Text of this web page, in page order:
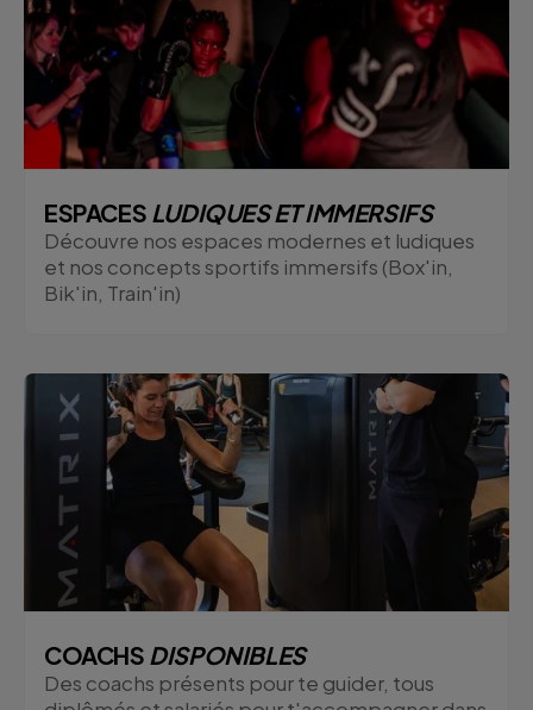
ESPACES LUDIQUES ET IMMERSIFS
Découvre nos espaces modernes et ludiques
et nos concepts sportifs immersifs (Box'in,
Bik'in, Train'in)
COACHS DISPONIBLES
Des coachs présents pour te guider, tous